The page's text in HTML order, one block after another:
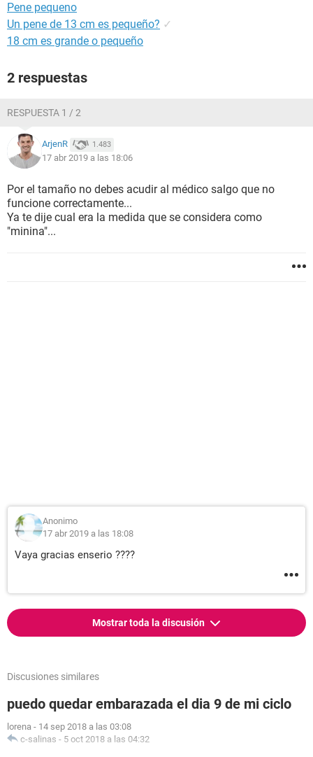
Pene pequeno
Un pene de 13 cm es pequeño? ✓
18 cm es grande o pequeño
2 respuestas
RESPUESTA 1 / 2
ArjenR 1.483
17 abr 2019 a las 18:06
Por el tamaño no debes acudir al médico salgo que no
funcione correctamente...
Ya te dije cual era la medida que se considera como
"minina"...
Anonimo
17 abr 2019 a las 18:08
Vaya gracias enserio ????
Mostrar toda la discusión
Discusiones similares
puedo quedar embarazada el dia 9 de mi ciclo
lorena - 14 sep 2018 a las 03:08
c-salinas - 5 oct 2018 a las 04:32